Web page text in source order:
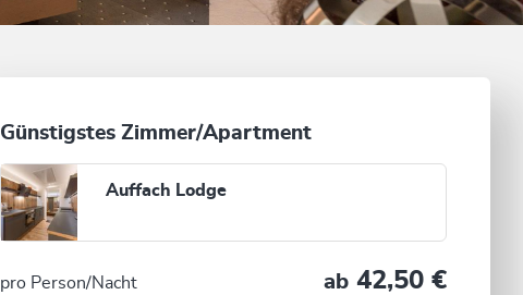
Günstigstes Zimmer/Apartment
Auffach Lodge
pro Person/Nacht ab 42,50 €